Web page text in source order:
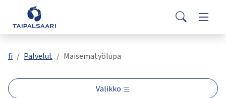
Siirry pääsisältöön
Palaute
Yhteystiedot
Search
Valitse
oleva
ylös-
Asuminen ja rakentaminen
Opetus ja kasvatus
Hyvinvointi ja terveys
fi Palvelut Maisematyölupa
Valikko